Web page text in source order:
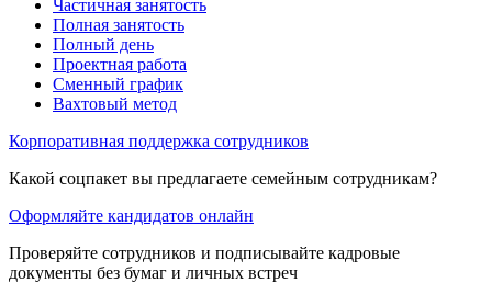
Частичная занятость
Полная занятость
Полный день
Проектная работа
Сменный график
Вахтовый метод
Корпоративная поддержка сотрудников
Какой соцпакет вы предлагаете семейным сотрудникам?
Оформляйте кандидатов онлайн
Проверяйте сотрудников и подписывайте кадровые
документы без бумаг и личных встреч